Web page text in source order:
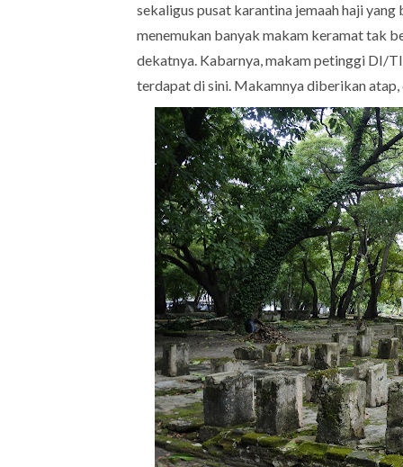
sekaligus pusat karantina jemaah haji
menemukan banyak makam keramat tak
dekatnya. Kabarnya, makam petinggi DI/
terdapat di sini. Makamnya diberikan atap,